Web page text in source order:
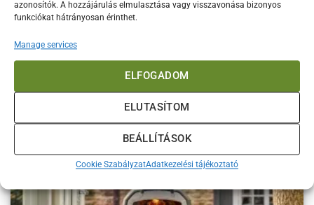
azonosítók. A hozzájárulás elmulasztása vagy visszavonása bizonyos
funkciókat hátrányosan érinthet.
Manage services
ELFOGADOM
ELUTASÍTOM
BEÁLLÍTÁSOK
Cookie SzabályzatAdatkezelési tájékoztató
Az öntöttvas szerepe az extrém hőmérsékleten Az Ooni kemencék
egyik legfontosabb jellemzője, hogy képesek akár